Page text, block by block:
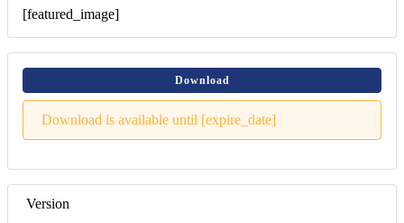
[featured_image]
Download
Download is available until [expire_date]
Version